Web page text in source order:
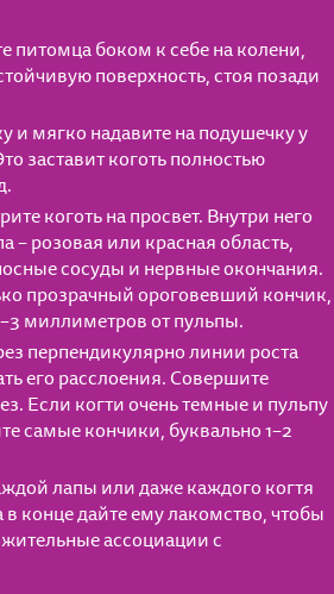
питомца боком к себе на колени,
поверхность, стоя позади
и мягко надавите на подушечку у
заставит коготь полностью
коготь на просвет. Внутри него
– розовая или красная область,
сосуды и нервные окончания.
прозрачный ороговевший кончик,
миллиметров от пульпы.
перпендикулярно линии роста
его расслоения. Совершите
Если когти очень темные и пульпу
самые кончики, буквально 1–2
лапы или даже каждого когтя
конце дайте ему лакомство, чтобы
ассоциации с